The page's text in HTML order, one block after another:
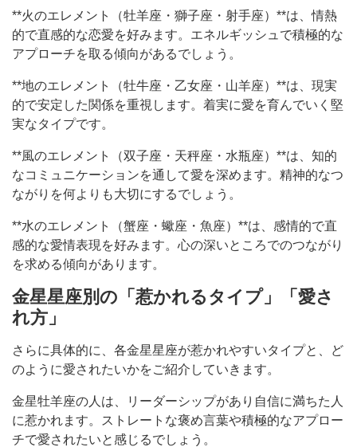
**火のエレメント（牡羊座・獅子座・射手座）**は、情熱
的で直感的な恋愛を好みます。エネルギッシュで積極的な
アプローチを取る傾向があるでしょう。
**地のエレメント（牡牛座・乙女座・山羊座）**は、現実
的で安定した関係を重視します。着実に愛を育んでいく堅
実なタイプです。
**風のエレメント（双子座・天秤座・水瓶座）**は、知的
なコミュニケーションを通して愛を深めます。精神的なつ
ながりを何よりも大切にするでしょう。
**水のエレメント（蟹座・蠍座・魚座）**は、感情的で直
感的な愛情表現を好みます。心の深いところでのつながり
を求める傾向があります。
金星星座別の「惹かれるタイプ」「愛さ
れ方」
さらに具体的に、各金星星座が惹かれやすいタイプと、ど
のように愛されたいかをご紹介していきます。
金星牡羊座の人は、リーダーシップがあり自信に満ちた人
に惹かれます。ストレートな褒め言葉や積極的なアプロー
チで愛されたいと感じるでしょう。